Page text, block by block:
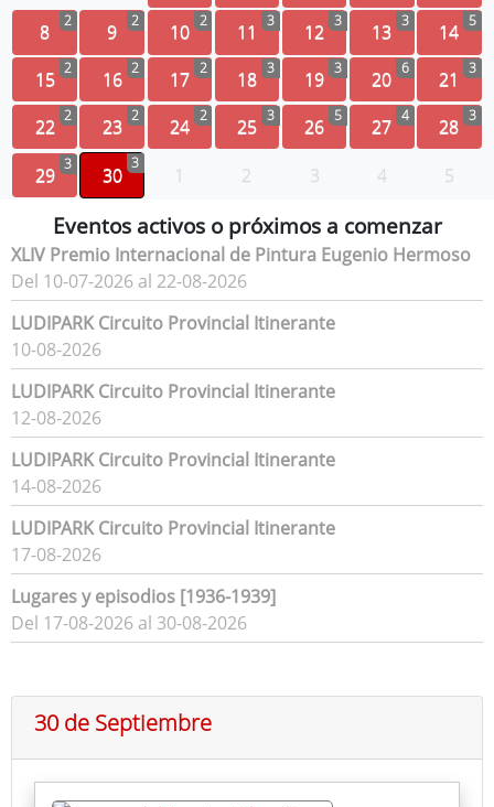
8 2 9 2 10 2 11 3 12 3 13 3 14 5
15 2 16 2 17 2 18 3 19 3 20 6 21 3
22 2 23 2 24 2 25 3 26 5 27 4 28 3
29 3 30
3
1 2 3 4 5
Eventos activos o próximos a comenzar
XLIV Premio Internacional de Pintura Eugenio Hermoso
Del 10-07-2026 al 22-08-2026
LUDIPARK Circuito Provincial Itinerante
10-08-2026
LUDIPARK Circuito Provincial Itinerante
12-08-2026
LUDIPARK Circuito Provincial Itinerante
14-08-2026
LUDIPARK Circuito Provincial Itinerante
17-08-2026
Lugares y episodios [1936-1939]
Del 17-08-2026 al 30-08-2026
30 de Septiembre